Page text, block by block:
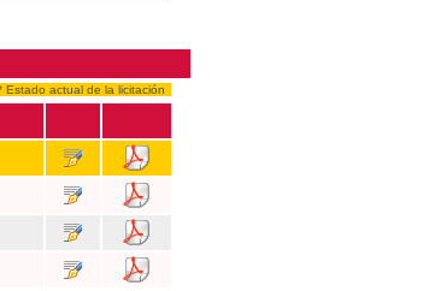
Estado actual de la licitación